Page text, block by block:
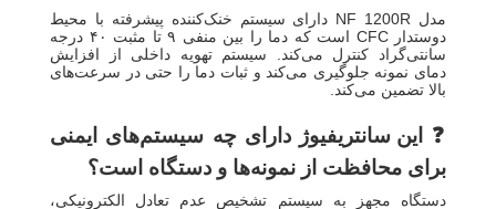
مدل NF 1200R دارای سیستم خنک‌کننده پیشرفته با محیط
دوستدار CFC است که دما را بین منفی ۹ تا مثبت ۴۰ درجه
سانتی‌گراد کنترل می‌کند. سیستم تهویه داخلی از افزایش
دمای نمونه جلوگیری می‌کند و ثبات دما را حتی در سرعت‌های
بالا تضمین می‌کند.
❓
این سانتریفیوژ دارای چه سیستم‌های ایمنی
برای محافظت از نمونه‌ها و دستگاه است؟
دستگاه مجهز به سیستم تشخیص عدم تعادل الکترونیکی،